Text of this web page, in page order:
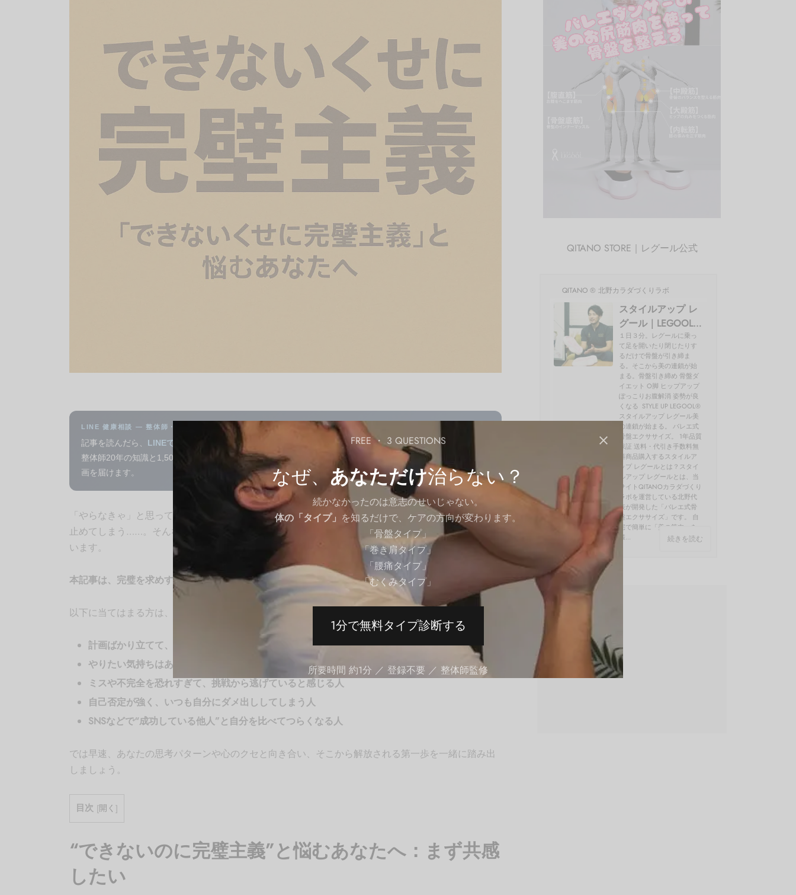
FREE ・ 3 QUESTIONS
なぜ、あなただけ治らない？
続かなかったのは意志のせいじゃない。
体の「タイプ」 を知るだけで、ケアの方向が変わります。
「骨盤タイプ」
「巻き肩タイプ」
「腰痛タイプ」
「むくみタイプ」
1分で無料タイプ診断する
所要時間 約1分 ／ 登録不要 ／ 整体師監修
LINE 健康相談 — 整体師・北野より
記事を読んだら、 LINEでAI健康相談
整体師20年の知識と1,500本以上の動画から、あなたの悩みに合うセルフケア動
画を届けます。
LINE で相談する
月1回無料 ・ 友達追加で今すぐ
「やらなきゃ」と思っているのに、動けない。「完璧にできないなら、やらない方がマシ」と自分を
止めてしまう……。そんな“できないくせに完璧主義”に悩んでいるあなたへ、このページは書かれて
います。
本記事は、完璧を求めすぎて前に進めない人のための、心の整理術と行動改善のガイドです。
以下に当てはまる方は、ぜひ最後までお読みください。
計画ばかり立てて、なかなか行動に移せない人
やりたい気持ちはあるのに「自分なんて…」と尻込みしてしまう人
ミスや不完全を恐れすぎて、挑戦から逃げていると感じる人
自己否定が強く、いつも自分にダメ出ししてしまう人
SNSなどで“成功している他人”と自分を比べてつらくなる人
では早速、あなたの思考パターンや心のクセと向き合い、そこから解放される第一歩を一緒に踏み出
しましょう。
目次 [開く ]
“できないのに完璧主義”と悩むあなたへ：まず共感
したい
QITANO STORE｜レグール公式
QITANO ® 北野カラダづくりラボ
スタイルアップ レ
グール｜LEGOOL®
使い方、効果を開
発者の北野が解説
１日３分。レグールに乗っ
て足を開いたり閉じたりす
るだけで骨盤が引き締ま
る。そこから美の連鎖が始
まる。骨盤引き締め 骨盤ダ
イエット O脚 ヒップアップ
ぽっこりお腹解消 姿勢が良
くなる STYLE UP LEGOOL®
スタイルアップ レグール美
の連鎖が始まる。 バレエ式
骨盤エクササイズ。 1年品質
保証 送料・代引き手数料無
料商品購入するスタイルア
ップ レグールとは？スタイ
ルアップ レグールとは、当
サイトQITANOカラダづくり
ラボを運営している北野代
表が開発した「バレエ式骨
盤エクササイズ」です。 自
宅で簡単に「美の筋肉」を
鍛...
続きを読む